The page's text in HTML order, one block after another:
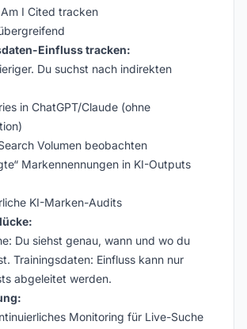
I Cited tracken
Einfluss tracken:
Du suchst nach indirekten
in ChatGPT/Claude (ohne
Volumen beobachten
Markennennungen in KI-Outputs
KI-Marken-Audits
Du siehst genau, wann und wo du
Trainingsdaten: Einfluss kann nur
abgeleitet werden.
Monitoring für Live-Suche